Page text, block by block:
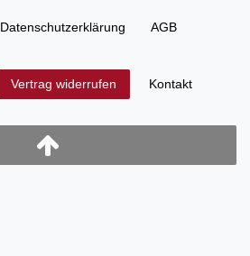
Daten­schutz­erklärung AGB
Vertrag widerrufen Kontakt